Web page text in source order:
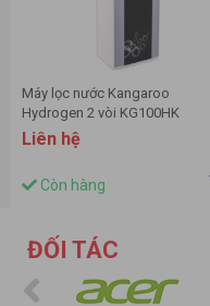
Máy lọc nước Kangaroo
Hydrogen 2 vòi KG100HK
Liên hệ
Còn hàng
ĐỐI TÁC